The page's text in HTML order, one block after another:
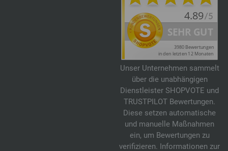
Unser Unternehmen sammelt
über die unabhängigen
Dienstleister SHOPVOTE und
TRUSTPILOT Bewertungen.
Diese setzen automatische
und manuelle Maßnahmen
ein, um Bewertungen zu
verifizieren. Informationen zur